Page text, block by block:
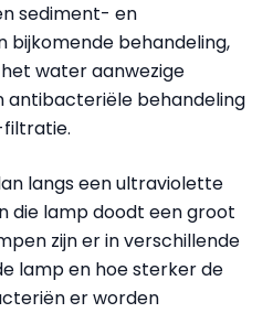
sediment- en
bijkomende behandeling,
water aanwezige
antibacteriële behandeling
langs een ultraviolette
die lamp doodt een groot
zijn er in verschillende
lamp en hoe sterker de
er worden